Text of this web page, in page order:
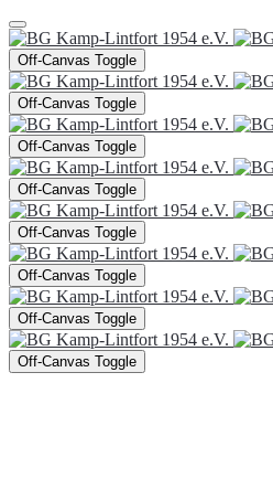
Off-Canvas Toggle
Off-Canvas Toggle
Off-Canvas Toggle
Off-Canvas Toggle
Off-Canvas Toggle
Off-Canvas Toggle
Off-Canvas Toggle
Off-Canvas Toggle